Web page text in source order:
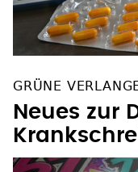
Neues zur